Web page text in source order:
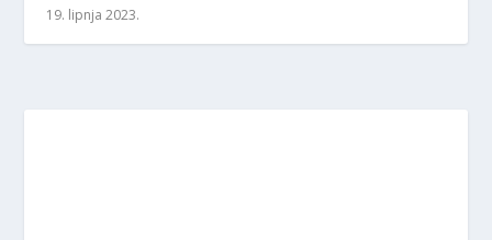
19. lipnja 2023.